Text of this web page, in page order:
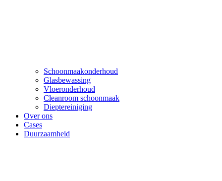
Schoonmaakonderhoud
Glasbewassing
Vloeronderhoud
Cleanroom schoonmaak
Dieptereiniging
Over ons
Cases
Duurzaamheid